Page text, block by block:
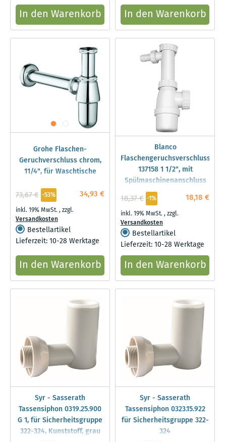
In den Warenkorb In den Warenkorb
Grohe Flaschen-
Geruchverschluss chrom,
11/4", für Waschtische
34,93 €
73,67 € -53%
inkl. 19% MwSt.,zzgl.
Versandkosten
Bestellartikel
Lieferzeit: 10-28 Werktage
In den Warenkorb
Blanco
Flaschengeruchsverschluss
137158 1 1/2", mit
Spülmaschinenanschluss
18,18 €
18,37 € -1%
inkl. 19% MwSt.,zzgl.
Versandkosten
Bestellartikel
Lieferzeit: 10-28 Werktage
In den Warenkorb
Syr - Sasserath
Tassensiphon 0319.25.900
G 1, für Sicherheitsgruppe
322-324, Kunststoff, grau
Syr - Sasserath
Tassensiphon 0323.15.922
für Sicherheitsgruppe 322-
324